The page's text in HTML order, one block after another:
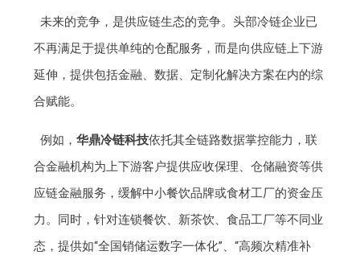
未来的竞争，是供应链生态的竞争。头部冷链企业已
不再满足于提供单纯的仓配服务，而是向供应链上下游
延伸，提供包括金融、数据、定制化解决方案在内的综
合赋能。
例如， 华鼎冷链科技依托其全链路数据掌控能力，联
合金融机构为上下游客户提供应收保理、仓储融资等供
应链金融服务，缓解中小餐饮品牌或食材工厂的资金压
力。同时，针对连锁餐饮、新茶饮、食品工厂等不同业
态，提供如“全国销储运数字一体化”、“高频次精准补